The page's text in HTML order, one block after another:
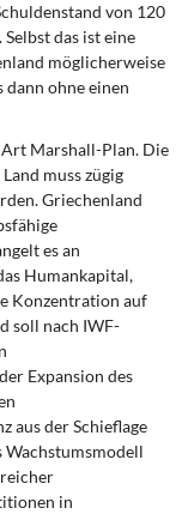
von 120
das ist eine
möglicherweise
ohne einen
Marshall-Plan. Die
muss zügig
Griechenland
es an
Humankapital,
Konzentration auf
soll nach IWF-
Expansion des
aus der Schieflage
in